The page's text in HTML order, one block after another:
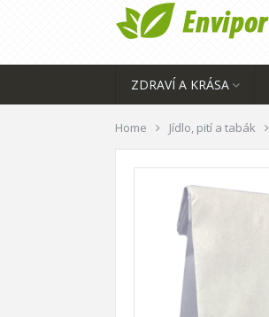
ZDRAVÍ A KRÁSA
Home Jídlo, pití a tabák